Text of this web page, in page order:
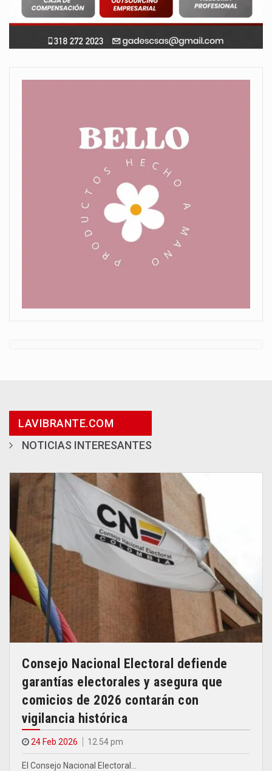
LAVIBRANTE.COM
NOTICIAS INTERESANTES
Consejo Nacional Electoral defiende
garantías electorales y asegura que
comicios de 2026 contarán con
vigilancia histórica
24 Feb 2026 12.54 pm
El Consejo Nacional Electoral…